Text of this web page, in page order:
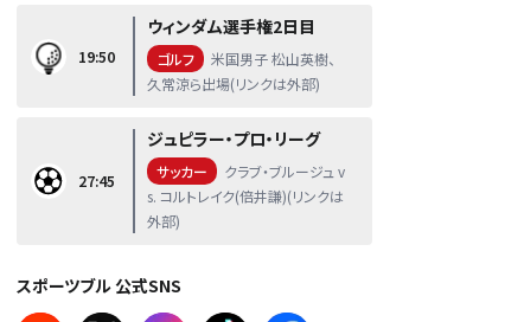
19:50
ウィンダム選手権2日目
ゴルフ
米国男子 松山英樹、
久常涼ら出場(リンクは外部)
27:45
ジュピラー・プロ・リーグ
サッカー
クラブ・ブルージュ v
s. コルトレイク(倍井謙)(リンクは
外部)
スポーツブル 公式SNS